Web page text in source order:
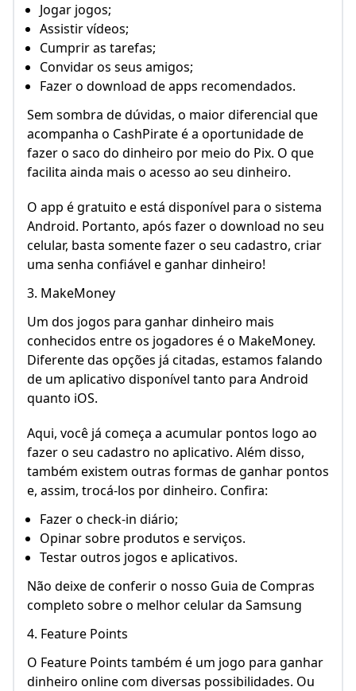
Jogar jogos;
Assistir vídeos;
Cumprir as tarefas;
Convidar os seus amigos;
Fazer o download de apps recomendados.
Sem sombra de dúvidas, o maior diferencial que
acompanha o CashPirate é a oportunidade de
fazer o saco do dinheiro por meio do Pix. O que
facilita ainda mais o acesso ao seu dinheiro.
O app é gratuito e está disponível para o sistema
Android. Portanto, após fazer o download no seu
celular, basta somente fazer o seu cadastro, criar
uma senha confiável e ganhar dinheiro!
3. MakeMoney
Um dos jogos para ganhar dinheiro mais
conhecidos entre os jogadores é o MakeMoney.
Diferente das opções já citadas, estamos falando
de um aplicativo disponível tanto para Android
quanto iOS.
Aqui, você já começa a acumular pontos logo ao
fazer o seu cadastro no aplicativo. Além disso,
também existem outras formas de ganhar pontos
e, assim, trocá-los por dinheiro. Confira:
Fazer o check-in diário;
Opinar sobre produtos e serviços.
Testar outros jogos e aplicativos.
Não deixe de conferir o nosso Guia de Compras
completo sobre o melhor celular da Samsung
4. Feature Points
O Feature Points também é um jogo para ganhar
dinheiro online com diversas possibilidades. Ou